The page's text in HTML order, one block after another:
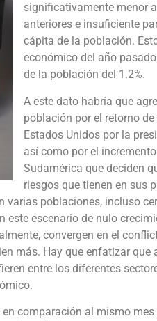
significativamente menor
anteriores e insuficiente
cápita de la población.
económico del año
de la población del 1.2%.
A este dato habría que
población por el retorno
Estados Unidos por la
así como por el
Sudamérica que deciden
riesgos que tienen en sus
varias poblaciones, incluso
este escenario de nulo
convergen en el
más. Hay que enfatizar que
entre los diferentes
comparación al mismo mes